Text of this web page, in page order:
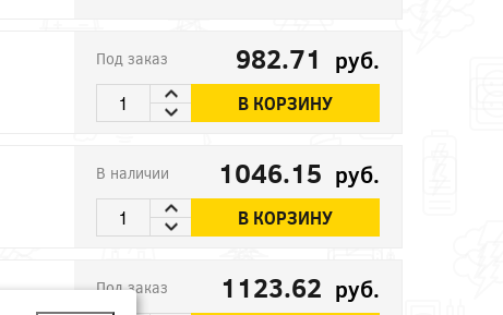
Под заказ 982.71 руб.
В КОРЗИНУ
В наличии 1046.15 руб.
В КОРЗИНУ
Под заказ 1123.62 руб.